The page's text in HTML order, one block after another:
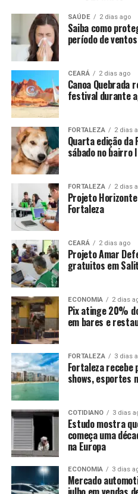
SAÚDE 2 dias ago
Saiba como
período de
CEARÁ 2 dias ago
Canoa Quebrada
festival durante
FORTALEZA 2 dias
Quarta edição
sábado no bairro
FORTALEZA 2 dias
Projeto
Fortaleza
CEARÁ 2 dias ago
Projeto Amar
gratuitos em
ECONOMIA 2 dias
Pix atinge 20%
em bares e
FORTALEZA 3 dias
Fortaleza recebe
shows, esportes
COTIDIANO 3 dias
Estudo mostra
começa uma
na Europa
ECONOMIA 3 dias
Mercado